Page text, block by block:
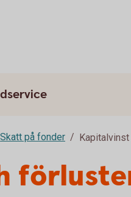
Skatt på fonder